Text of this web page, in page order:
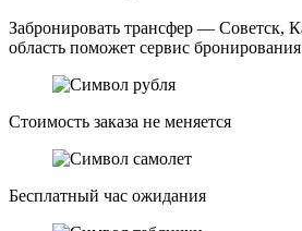
Забронировать трансфер — Советск,
область поможет сервис
Стоимость заказа не меняется
Бесплатный час ожидания